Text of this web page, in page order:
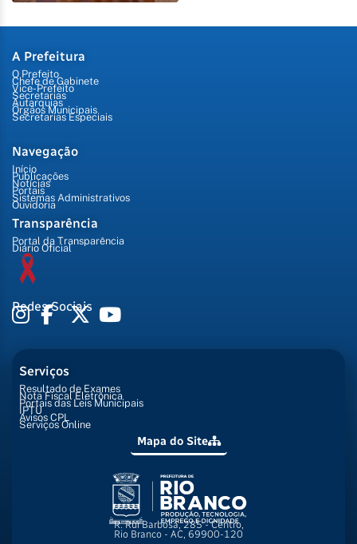
A Prefeitura
O Prefeito
Chefe de Gabinete
Vice-Prefeito
Secretarias
Autarquias
Órgãos Municipais
Secretarias Especiais
Navegação
Início
Publicações
Notícias
Portais
Sistemas Administrativos
Ouvidoria
Transparência
Portal da Transparência
Diário Oficial
Redes Sociais
Serviços
Resultado de Exames
Nota Fiscal Eletrônica
Portais das Leis Municipais
IPTU
Avisos CPL
Serviços Online
Mapa do Site
R. Rui Barbosa, 285 - Centro,
Rio Branco - AC, 69900-120